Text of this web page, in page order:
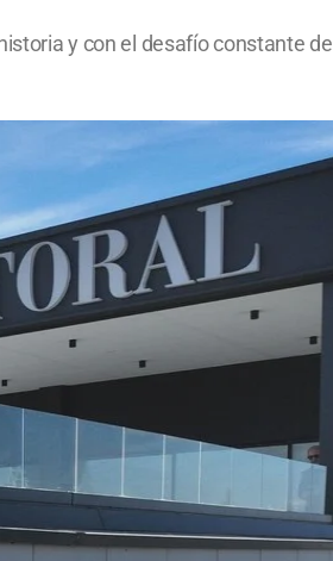
y con el desafío constante de